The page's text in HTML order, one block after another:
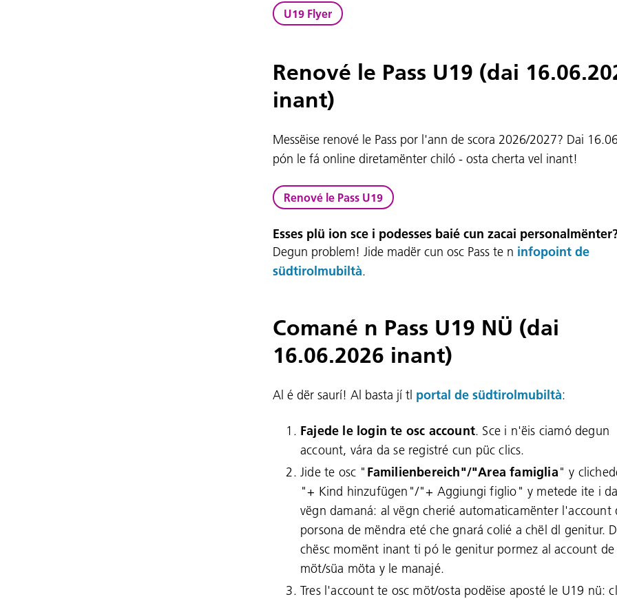
U19 Flyer
Renové le Pass U19 (dai
inant)
Messëise renové le Pass por l'ann de scora 2026/2027? Dai
pón le fá online diretamënter chiló - osta cherta vel inant!
Renové le Pass U19
Esses plü ion sce i podesses baié cun zacai
Degun problem! Jide madër cun osc Pass te n infopoint de
südtirolmubiltà.
Comané n Pass U19 NÜ (dai
16.06.2026 inant)
Al é dër saurí! Al basta jí tl portal de südtirolmubiltà:
Fajede le login te osc account. Sce i n'ëis ciamó degun
account, vára da se registré cun püc clics.
Jide te osc " Familienbereich"/"Area famiglia" y
"+ Kind hinzufügen"/"+ Aggiungi figlio" y metede ite i
vëgn damaná: al vëgn cherié automaticamënter l'account
porsona de mëndra eté che gnará colié a chël dl genitur.
chësc momënt inant ti pó le genitur pormez al account de
möt/süa möta y le manajé.
Tres l'account te osc möt/osta podëise aposté le U19 nü: